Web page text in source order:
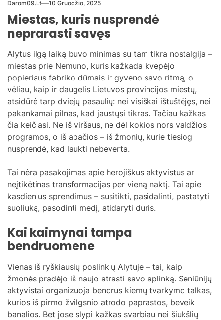
Darom09.lt 10 Gruodžio, 2025
Miestas, kuris nusprendė
neprarasti savęs
Alytus ilgą laiką buvo minimas su tam tikra nostalgija –
miestas prie Nemuno, kuris kažkada kvepėjo
popieriaus fabriko dūmais ir gyveno savo ritmą, o
vėliau, kaip ir daugelis Lietuvos provincijos miestų,
atsidūrė tarp dviejų pasaulių: nei visiškai ištuštėjęs, nei
pakankamai pilnas, kad jaustųsi tikras. Tačiau kažkas
čia keičiasi. Ne iš viršaus, ne dėl kokios nors valdžios
programos, o iš apačios – iš žmonių, kurie tiesiog
nusprendė, kad laukti nebeverta.
Tai nėra pasakojimas apie herojiškus aktyvistus ar
neįtikėtinas transformacijas per vieną naktį. Tai apie
kasdienius sprendimus – susitikti, pasidalinti, pastatyti
suoliuką, pasodinti medį, atidaryti duris.
Kai kaimynai tampa
bendruomene
Vienas iš ryškiausių poslinkių Alytuje – tai, kaip
žmonės pradėjo iš naujo atrasti savo aplinką. Seniūnijų
aktyvistai organizuoja bendrus kiemų tvarkymo talkas,
kurios iš pirmo žvilgsnio atrodo paprastos, beveik
banalios. Bet jose slypi kažkas svarbiau nei šiukšlių